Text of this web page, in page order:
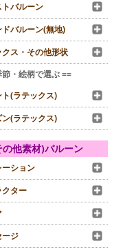
バルーン
ドバルーン(無地)
クス・その他形状
節・絵柄で選ぶ ==
ト(ラテックス)
ン(ラテックス)
の他素材)バルーン
ション
ター
ージ